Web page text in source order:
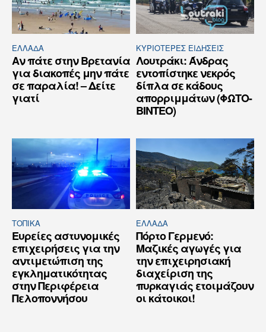
ΕΛΛΆΔΑ
Αν πάτε στην Βρετανία
για διακοπές μην πάτε
σε παραλία! – Δείτε
γιατί
ΚΥΡΙΌΤΕΡΕΣ ΕΙΔΉΣΕΙΣ
Λουτράκι: Άνδρας
εντοπίστηκε νεκρός
δίπλα σε κάδους
απορριμμάτων (ΦΩΤΟ-
ΒΙΝΤΕΟ)
ΤΟΠΙΚΑ
Ευρείες αστυνομικές
επιχειρήσεις για την
αντιμετώπιση της
εγκληματικότητας
στην Περιφέρεια
Πελοποννήσου
ΕΛΛΆΔΑ
Πόρτο Γερμενό:
Μαζικές αγωγές για
την επιχειρησιακή
διαχείριση της
πυρκαγιάς ετοιμάζουν
οι κάτοικοι!